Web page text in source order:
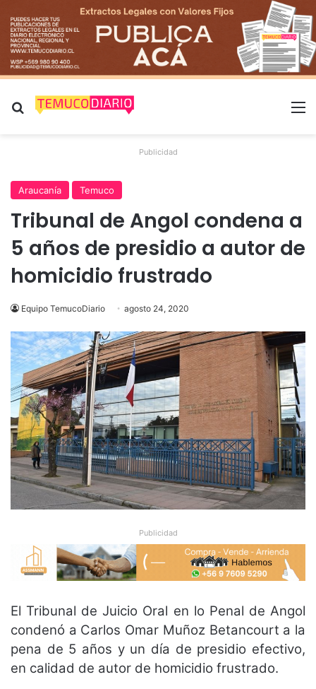
Buscar por
Publicidad
Araucanía Temuco
Tribunal de Angol condena a
5 años de presidio a autor de
homicidio frustrado
Equipo TemucoDiario agosto 24, 2020
Publicidad
El Tribunal de Juicio Oral en lo Penal de Angol
condenó a Carlos Omar Muñoz Betancourt a la
pena de 5 años y un día de presidio efectivo,
en calidad de autor de homicidio frustrado.